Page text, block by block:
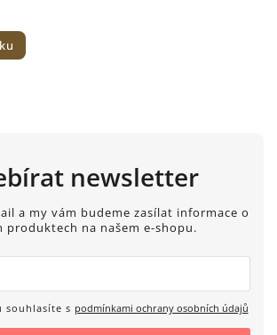
newsletter
a my vám budeme zasílat informace o
produktech na našem e-shopu.
souhlasíte s podmínkami ochrany osobních údajů